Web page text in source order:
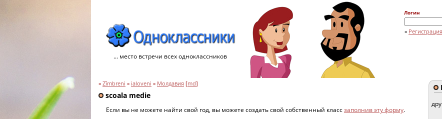
... место встречи всех одноклассников
Логин
»
» Zîmbreni » ialoveni » Молдавия [md]
scoala medie
Если вы не можете найти свой год, вы можете создать свой собственный классзаполнив эту форму.